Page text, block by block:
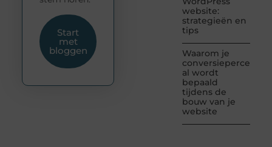
website:
strategieën en
tips
Waarom je
al wordt
bepaald
tijdens de
bouw van je
website
Start
met
bloggen